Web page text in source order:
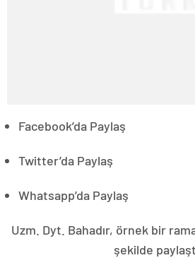
Facebook’da Paylaş
Twitter’da Paylaş
Whatsapp’da Paylaş
Uzm. Dyt. Bahadır, örnek bir
şekilde